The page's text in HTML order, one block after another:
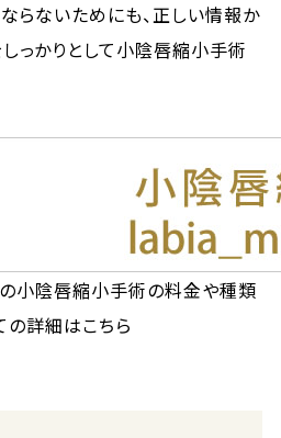
らないためにも、正しい情報か
っかりとして小陰唇縮小手術
小陰唇縮小手術の料金や種類
の詳細はこちら